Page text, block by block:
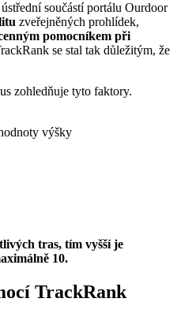
součástí portálu Ourdoor
zveřejněných prohlídek,
pomocníkem při
se stal tak důležitým, že
zohledňuje tyto faktory.
výšky
tras, tím vyšší je
10.
TrackRank